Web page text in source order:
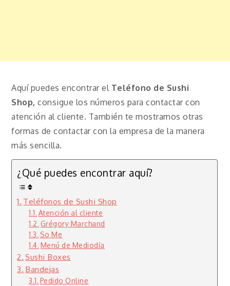
Aquí puedes encontrar el Teléfono de Sushi
Shop,consigue los números para contactar con
atención al cliente. También te mostramos otras
formas de contactar con la empresa de la manera
más sencilla.
¿Qué puedes encontrar aquí?
Teléfonos de Sushi Shop
Atención al cliente
Grégory Marchand
So Me
Menú de Mediodía
Sushi Boxes
Bandejas
Pedido Online